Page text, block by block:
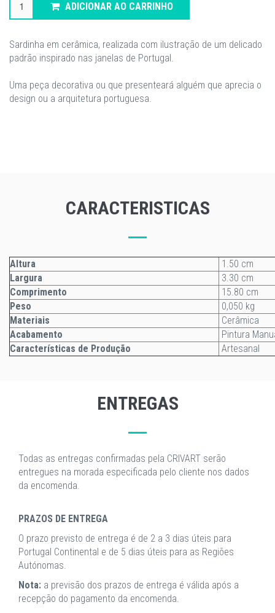
ADICIONAR AO CARRINHO
Sardinha em cerâmica, realizada com ilustração de um delicado
padrão inspirado nas janelas de Portugal.
Uma peça decorativa ou que presenteará alguém que aprecia o
design ou a arquitetura portuguesa.
CARACTERISTICAS
Altura
1.50 cm
Largura
3.30 cm
Comprimento
15.80 cm
Peso
0,050 kg
Materiais
Cerâmica
Acabamento
Pintura
Características de Produção
Artesanal
ENTREGAS
Todas as entregas confirmadas pela CRIVART serão
entregues na morada especificada pelo cliente nos dados
da encomenda.
PRAZOS DE ENTREGA
O prazo previsto de entrega é de 2 a 3 dias úteis para
Portugal Continental e de 5 dias úteis para as Regiões
Autónomas.
Nota: a previsão dos prazos de entrega é válida após a
recepção do pagamento da encomenda.